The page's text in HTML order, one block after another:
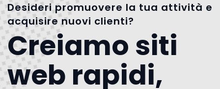
Desideri promuovere la tua attività e
acquisire nuovi clienti?
Creiamo siti
web rapidi,